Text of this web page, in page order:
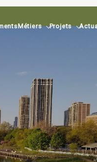
Métiers Projets